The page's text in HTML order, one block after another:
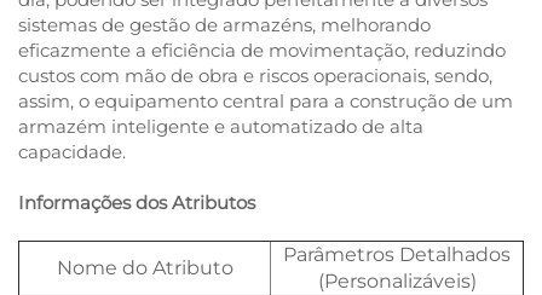
sistemas de gestão de armazéns, melhorando
eficazmente a eficiência de movimentação, reduzindo
custos com mão de obra e riscos operacionais, sendo,
assim, o equipamento central para a construção de um
armazém inteligente e automatizado de alta
capacidade.
Informações dos Atributos
Nome do Atributo
Parâmetros Detalhados
(Personalizáveis)